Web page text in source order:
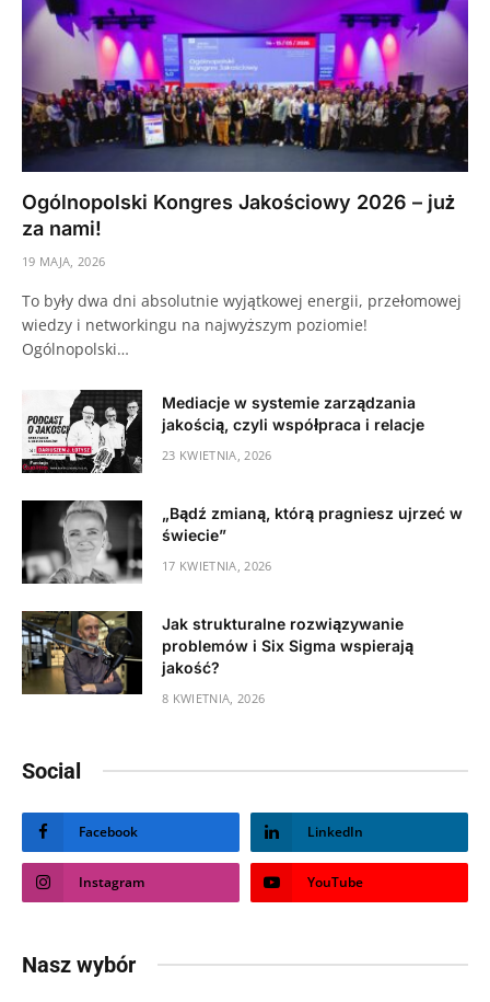
Ogólnopolski Kongres Jakościowy 2026 – już
za nami!
19 MAJA, 2026
To były dwa dni absolutnie wyjątkowej energii, przełomowej
wiedzy i networkingu na najwyższym poziomie!
Ogólnopolski…
Mediacje w systemie zarządzania
jakością, czyli współpraca i relacje
23 KWIETNIA, 2026
„Bądź zmianą, którą pragniesz ujrzeć w
świecie”
17 KWIETNIA, 2026
Jak strukturalne rozwiązywanie
problemów i Six Sigma wspierają
jakość?
8 KWIETNIA, 2026
Social
Facebook LinkedIn
Instagram YouTube
Nasz wybór